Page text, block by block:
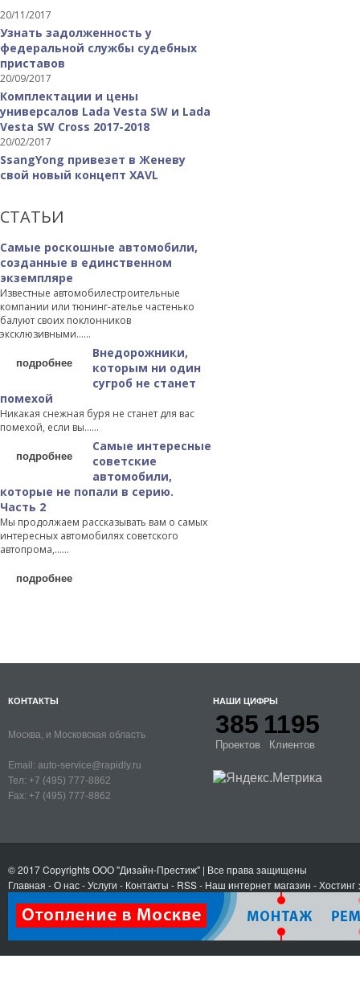
20/11/2017
Узнать задолженность у
федеральной службы судебных
приставов
20/09/2017
Комплектации и цены
универсалов Lada Vesta SW и Lada
Vesta SW Cross 2017-2018
20/02/2017
SsangYong привезет в Женеву
свой новый концепт XAVL
СТАТЬИ
Самые роскошные автомобили,
созданные в единственном
экземпляре
Известные автомобилестроительные
компании или тюнинг-ателье частенько
балуют своих поклонников
эксклюзивными…...
подробнее
Внедорожники,
которым ни один
сугроб не станет
помехой
Никакая снежная буря не станет для вас
помехой, если вы…...
подробнее
Самые интересные
советские
автомобили,
которые не попали в серию.
Часть 2
Мы продолжаем рассказывать вам о самых
интересных автомобилях советского
автопрома,…...
подробнее
КОНТАКТЫ
Москва, и Московская область
Email: auto-service@rapidly.ru
Тел: +7 (495) 777-8862
Fax: +7 (495) 777-8862
НАШИ ЦИФРЫ
385
Проектов
1195
Клиентов
© 2017 CopyrightsООО "Дизайн-Престиж" | Все права защищены
Главная -О нас-Услуги - Контакты - RSS- Наш интернет магазин -Хостинг